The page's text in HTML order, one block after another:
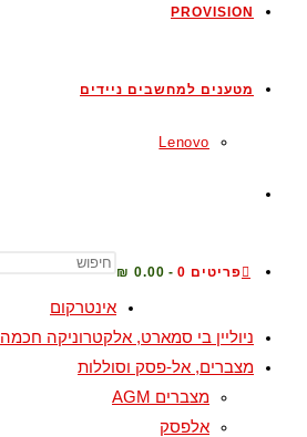
PROVISION
מטענים למחשבים ניידים
Lenovo
פריטים 0 0.00 ₪
אינטרקום
ניוליין בי סמארט, אלקטרוניקה חכמה
מצברים, אל-פסק וסוללות
מצברים AGM
אלפסק